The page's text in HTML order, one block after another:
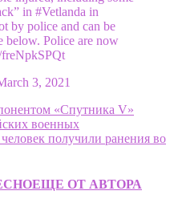
in #Vetlanda in
by police and can be
below. Police are now
3, 2021
«Спутника V»
военных
получили ранения во
ЕЩЕ ОТ АВТОРА